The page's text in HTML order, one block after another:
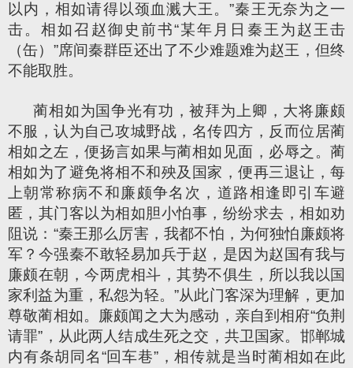
以内，相如请得以颈血溅大王。”秦王无奈为之一
击。相如召赵御史前书“某年月日秦王为赵王击
（缶）”席间秦群臣还出了不少难题难为赵王，但终
不能取胜。
蔺相如为国争光有功，被拜为上卿，大将廉颇
不服，认为自己攻城野战，名传四方，反而位居蔺
相如之左，便扬言如果与蔺相如见面，必辱之。蔺
相如为了避免将相不和殃及国家，便再三退让，每
上朝常称病不和廉颇争名次，道路相逢即引车避
匿，其门客以为相如胆小怕事，纷纷求去，相如劝
阻说：“秦王那么厉害，我都不怕，为何独怕廉颇将
军？今强秦不敢轻易加兵于赵，是因为赵国有我与
廉颇在朝，今两虎相斗，其势不俱生，所以我以国
家利益为重，私怨为轻。”从此门客深为理解，更加
尊敬蔺相如。廉颇闻之大为感动，亲自到相府“负荆
请罪”，从此两人结成生死之交，共卫国家。邯郸城
内有条胡同名“回车巷”，相传就是当时蔺相如在此